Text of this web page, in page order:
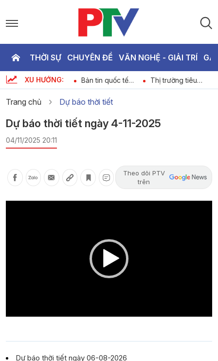
THỜI SỰ CHUYÊN ĐỀ VĂN NGHỆ - GIẢI TRÍ
XU HƯỚNG:
Kết nối 24h ngày
07-08-2026
Bản tin quốc tế
18h45 ngày 07-
08-2026
Thị trường tiêu
dùng ngày 07-08-
Trang chủ Dự báo thời tiết
Dự báo thời tiết ngày 4-11-2025
04/11/2025 20:11
Theo dõi PTV
trên
Dự báo thời tiết ngày 06-08-2026